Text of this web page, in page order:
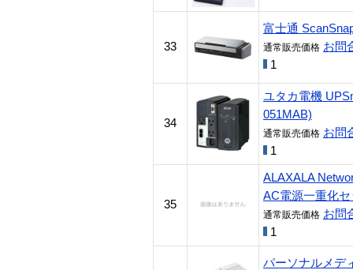
33
富士通
通常販売価格 お問
1
34
ユタカ電機
051MAB)
通常販売価格 お問
1
35
ALAXALA
AC電源一重化
通常販売価格 お問
1
パーソナルメデ